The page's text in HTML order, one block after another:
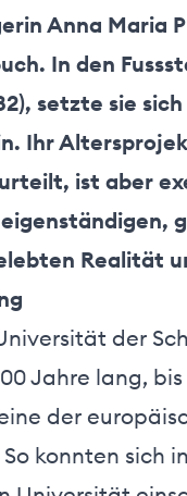
Anna Maria
In den
setzte sie
Ihr
ist aber
Realität
der
Jahre lang, bis
der
konnten sich